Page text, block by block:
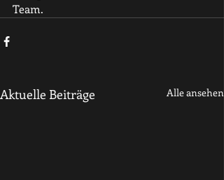
Team.
Aktuelle Beiträge Alle ansehen